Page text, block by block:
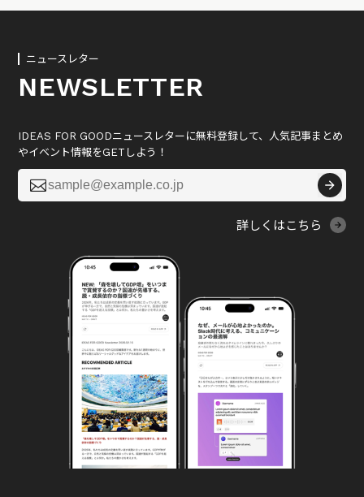
ニュースレター
NEWSLETTER
IDEAS FOR GOODニュースレターに無料登録して、人気記事まとめ
やイベント情報をGETしよう！

詳しくはこちら